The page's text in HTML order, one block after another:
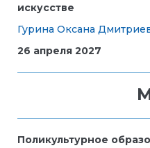
искусстве
Гурина Оксана
26 апреля 2027
Поликультурное